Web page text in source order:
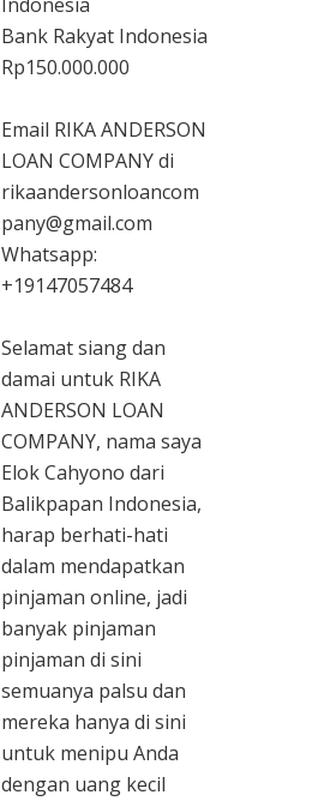
Bank Rakyat Indonesia
Rp150.000.000
Email RIKA ANDERSON
LOAN COMPANY di
rikaandersonloancom
pany@gmail.com
Whatsapp:
+19147057484
Selamat siang dan
damai untuk RIKA
ANDERSON LOAN
COMPANY, nama saya
Elok Cahyono dari
Balikpapan Indonesia,
harap berhati-hati
dalam mendapatkan
pinjaman online, jadi
banyak pinjaman
pinjaman di sini
semuanya palsu dan
mereka hanya di sini
untuk menipu Anda
dengan uang kecil